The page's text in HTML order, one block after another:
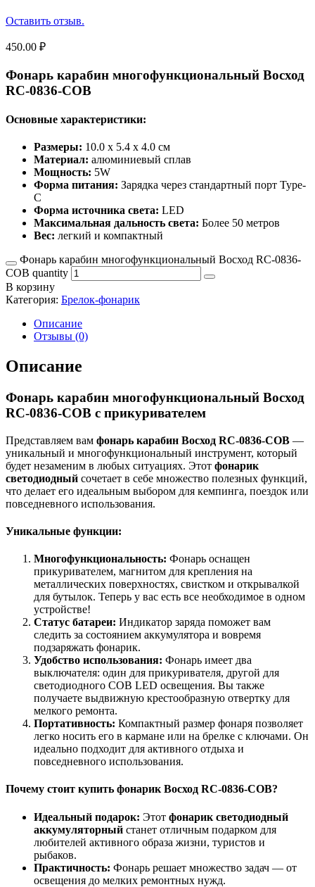
Оставить отзыв.
450.00 ₽
Фонарь карабин многофункциональный Восход
RC-0836-COB
Основные характеристики:
Размеры: 10.0 x 5.4 x 4.0 см
Материал: алюминиевый сплав
Мощность: 5W
Форма питания: Зарядка через стандартный порт Type-
C
Форма источника света: LED
Максимальная дальность света: Более 50 метров
Вес: легкий и компактный
Фонарь карабин многофункциональный Восход RC-0836-
COB quantity
В корзину
Категория: Брелок-фонарик
Описание
Отзывы (0)
Описание
Фонарь карабин многофункциональный Восход
RC-0836-COB с прикуривателем
Представляем вам фонарь карабин Восход RC-0836-COB —
уникальный и многофункциональный инструмент, который
будет незаменим в любых ситуациях. Этот фонарик
светодиодный сочетает в себе множество полезных функций,
что делает его идеальным выбором для кемпинга, поездок или
повседневного использования.
Уникальные функции:
Многофункциональность: Фонарь оснащен
прикуривателем, магнитом для крепления на
металлических поверхностях, свистком и открывалкой
для бутылок. Теперь у вас есть все необходимое в одном
устройстве!
Статус батареи: Индикатор заряда поможет вам
следить за состоянием аккумулятора и вовремя
подзаряжать фонарик.
Удобство использования: Фонарь имеет два
выключателя: один для прикуривателя, другой для
светодиодного COB LED освещения. Вы также
получаете выдвижную крестообразную отвертку для
мелкого ремонта.
Портативность: Компактный размер фонаря позволяет
легко носить его в кармане или на брелке с ключами. Он
идеально подходит для активного отдыха и
повседневного использования.
Почему стоит купить фонарикВосход RC-0836-COB?
Идеальный подарок: Этот фонарик светодиодный
аккумуляторный станет отличным подарком для
любителей активного образа жизни, туристов и
рыбаков.
Практичность: Фонарь решает множество задач — от
освещения до мелких ремонтных нужд.